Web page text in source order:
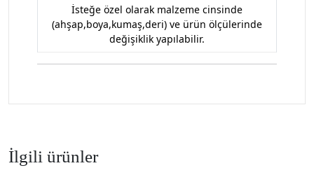
İsteğe özel olarak malzeme cinsinde
(ahşap,boya,kumaş,deri) ve ürün ölçülerinde
değişiklik yapılabilir.
İlgili ürünler